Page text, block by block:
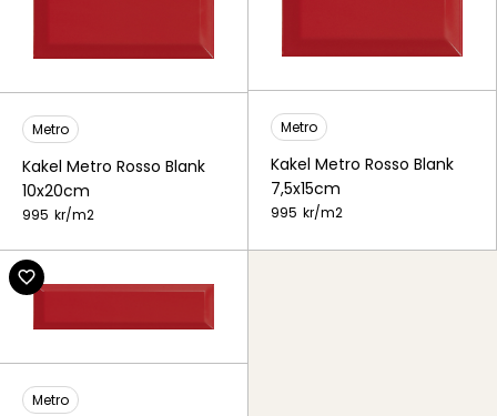
Metro
Kakel Metro Rosso Blank
10x20cm
995 kr/m2
Metro
Kakel Metro Rosso Blank
7,5x15cm
995 kr/m2
Metro